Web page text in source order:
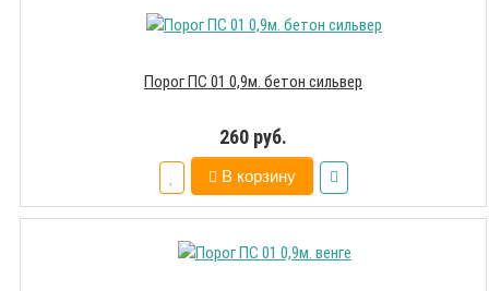
Порог ПС 01 0,9м. бетон сильвер
260 руб.
В корзину